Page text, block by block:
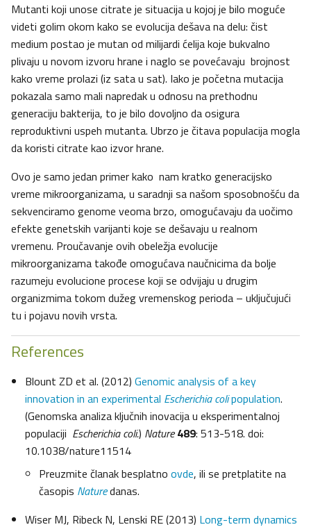
Mutanti koji unose citrate je situacija u kojoj je bilo moguće
videti golim okom kako se evolucija dešava na delu: čist
medium postao je mutan od milijardi ćelija koje bukvalno
plivaju u novom izvoru hrane i naglo se povećavaju brojnost
kako vreme prolazi (iz sata u sat). Iako je početna mutacija
pokazala samo mali napredak u odnosu na prethodnu
generaciju bakterija, to je bilo dovoljno da osigura
reproduktivni uspeh mutanta. Ubrzo je čitava populacija mogla
da koristi citrate kao izvor hrane.
Ovo je samo jedan primer kako nam kratko generacijsko
vreme mikroorganizama, u saradnji sa našom sposobnošću da
sekvenciramo genome veoma brzo, omogućavaju da uočimo
efekte genetskih varijanti koje se dešavaju u realnom
vremenu. Proučavanje ovih obeležja evolucije
mikroorganizama takođe omogućava naučnicima da bolje
razumeju evolucione procese koji se odvijaju u drugim
organizmima tokom dužeg vremenskog perioda – uključujući
tu i pojavu novih vrsta.
References
Blount ZD et al. (2012) Genomic analysis of a key
innovation in an experimental Escherichia colipopulation.
(Genomska analiza ključnih inovacija u eksperimentalnoj
populaciji Escherichia coli.) Nature 489: 513-518. doi:
10.1038/nature11514
Preuzmite članak besplatno ovde, ili se pretplatite na
časopis Naturedanas.
Wiser MJ, Ribeck N, Lenski RE (2013) Long-term dynamics